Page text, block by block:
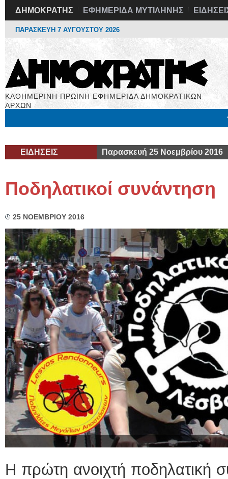
ΔΗΜΟΚΡΑΤΗΣ ΕΦΗΜΕΡΙΔΑ ΜΥΤΙΛΗΝΗΣ
ΠΑΡΑΣΚΕΥΗ 7 ΑΥΓΟΥΣΤΟΥ 2026
ΚΑΘΗΜΕΡΙΝΗ ΠΡΩΙΝΗ ΕΦΗΜΕΡΙΔΑ ΔΗΜΟΚΡΑΤΙΚΩΝ
ΑΡΧΩΝ
ΕΙΔΗΣΕΙΣ Παρασκευή 25 Νοεμβρίου 2016
Ποδηλατικοί συνάντηση
25 ΝΟΕΜΒΡΙΟΥ 2016
Η πρώτη ανοιχτή ποδηλατική